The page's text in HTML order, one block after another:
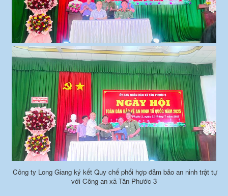
Công ty Long Giang ký kết Quy chế phối hợp đảm bảo an ninh trật tự
với Công an xã Tân Phước 3